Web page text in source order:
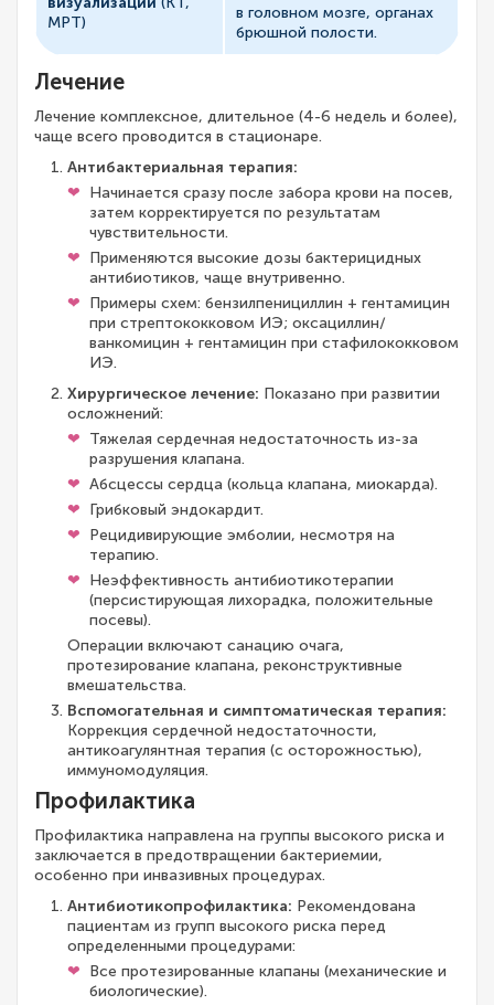
МРТ)
в головном мозге, органах
брюшной полости.
Лечение
Лечение комплексное, длительное (4-6 недель и более),
чаще всего проводится в стационаре.
Антибактериальная терапия:
Начинается сразу после забора крови на посев,
затем корректируется по результатам
чувствительности.
Применяются высокие дозы бактерицидных
антибиотиков, чаще внутривенно.
Примеры схем: бензилпенициллин + гентамицин
при стрептококковом ИЭ; оксациллин/
ванкомицин + гентамицин при стафилококковом
ИЭ.
Хирургическое лечение: Показано при развитии
осложнений:
Тяжелая сердечная недостаточность из-за
разрушения клапана.
Абсцессы сердца (кольца клапана, миокарда).
Грибковый эндокардит.
Рецидивирующие эмболии, несмотря на
терапию.
Неэффективность антибиотикотерапии
(персистирующая лихорадка, положительные
посевы).
Операции включают санацию очага,
протезирование клапана, реконструктивные
вмешательства.
Вспомогательная и симптоматическая терапия:
Коррекция сердечной недостаточности,
антикоагулянтная терапия (с осторожностью),
иммуномодуляция.
Профилактика
Профилактика направлена на группы высокого риска и
заключается в предотвращении бактериемии,
особенно при инвазивных процедурах.
Антибиотикопрофилактика: Рекомендована
пациентам из групп высокого риска перед
определенными процедурами:
Все протезированные клапаны (механические и
биологические).